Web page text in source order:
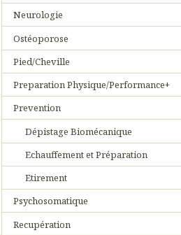
Neurologie
Ostéoporose
Pied/Cheville
Preparation Physique/Performance+
Prevention
Dépistage Biomécanique
Echauffement et Préparation
Etirement
Psychosomatique
Recupération